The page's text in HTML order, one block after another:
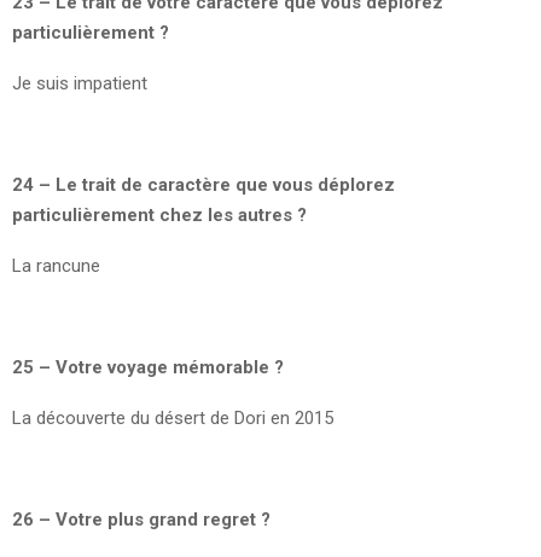
particulièrement ?
Je suis impatient
24 – Le trait de caractère que vous déplorez
particulièrement chez les autres ?
La rancune
25 – Votre voyage mémorable ?
La découverte du désert de Dori en 2015
26 – Votre plus grand regret ?